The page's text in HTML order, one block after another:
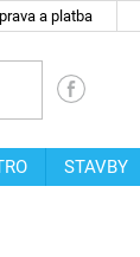
a platba
STAVBY